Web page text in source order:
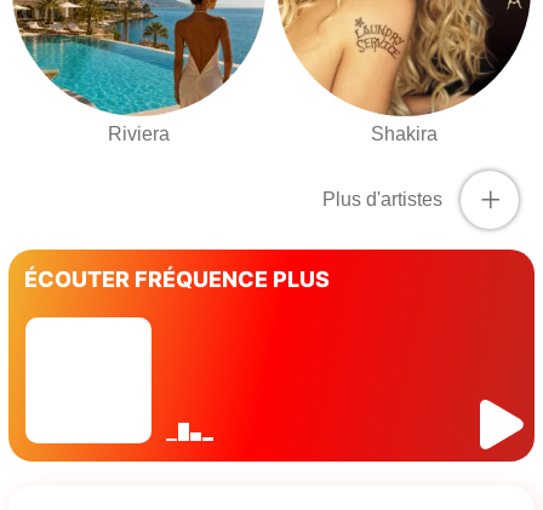
Riviera Shakira
+
Plus d'artistes
ÉCOUTER FRÉQUENCE PLUS